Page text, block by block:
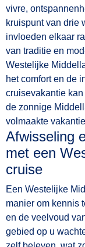
vivre,
kruispunt van drie
invloeden elkaar
van traditie en
Westelijke
het comfort en de
cruisevakantie
de zonnige
volmaakte
Afwisseling
met een
cruise
Een Westelijke
manier om kennis
en de veelvoud
gebied op u